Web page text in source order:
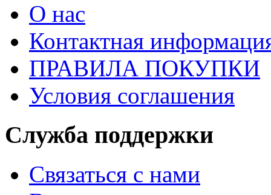
О нас
Контактная
ПРАВИЛА ПОКУПКИ
Условия соглашения
Служба поддержки
Связаться с нами